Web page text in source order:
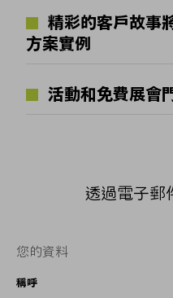
精彩的客戶故事
方案實例
活動和免費展會
透過電子郵
您的資料
稱呼